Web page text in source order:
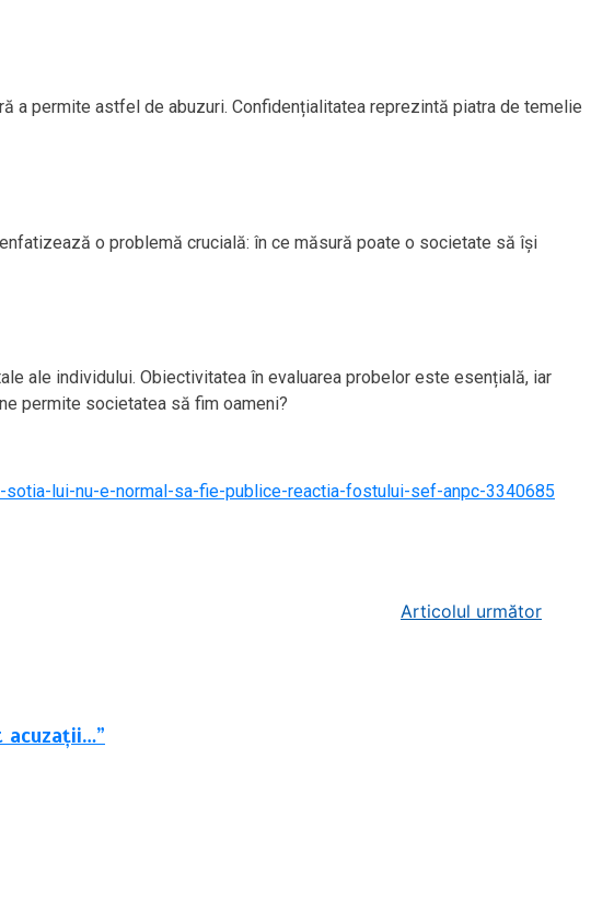
permite astfel de abuzuri. Confidențialitatea reprezintă piatra de temelie
o problemă crucială: în ce măsură poate o societate să își
ale individului. Obiectivitatea în evaluarea probelor este esențială, iar
permite societatea să fim oameni?
lui-nu-e-normal-sa-fie-publice-reactia-fostului-sef-anpc-3340685
Articolul următor
acuzații…”